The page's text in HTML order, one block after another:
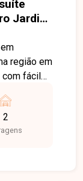
Jardim
região em
com fácil
e
a família.
2